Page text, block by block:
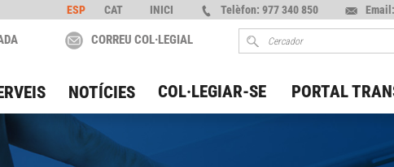
ESP CAT INICI Telèfon: 977 340 850
CORREU COL·LEGIAL
NOTÍCIES COL·LEGIAR-SE PORTAL